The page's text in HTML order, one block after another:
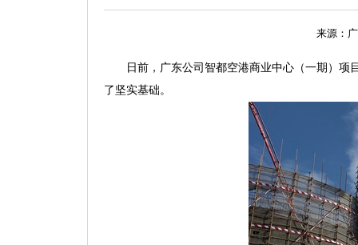
来源：
日前，广东公司智都空港商业中心（一期）
了坚实基础。